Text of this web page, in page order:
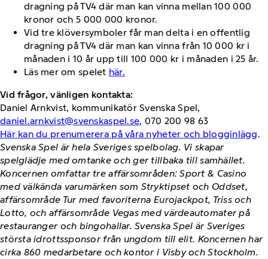
dragning på TV4 där man kan vinna mellan 100 000
kronor och 5 000 000 kronor.
Vid tre klöversymboler får man delta i en offentlig
dragning på TV4 där man kan vinna från 10 000 kr i
månaden i 10 år upp till 100 000 kr i månaden i 25 år.
Läs mer om spelet här.
Vid frågor, vänligen kontakta:
Daniel Arnkvist, kommunikatör Svenska Spel,
daniel.arnkvist@svenskaspel.se, 070 200 98 63
Här kan du prenumerera på våra nyheter och blogginlägg.
Svenska Spel är hela Sveriges spelbolag. Vi skapar
spelglädje med omtanke och ger tillbaka till samhället.
Koncernen omfattar tre affärsområden: Sport & Casino
med välkända varumärken som Stryktipset och Oddset,
affärsområde Tur med favoriterna Eurojackpot, Triss och
Lotto, och affärsområde Vegas med värdeautomater på
restauranger och bingohallar. Svenska Spel är Sveriges
största idrottssponsor från ungdom till elit. Koncernen har
cirka 860 medarbetare och kontor i Visby och Stockholm.